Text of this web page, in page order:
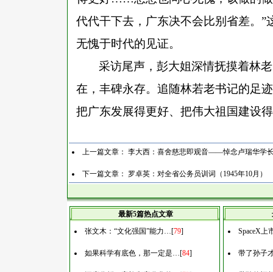
代代干下去，广东决不会比别省差。
无愧于时代的见证。
采访尾声，彭大姐深情抚摸着林
在，丰碑永存。追随林若老书记的足
把广东发展得更好、把伟大祖国建设
上一篇文章： 李大西：喜舍慈悲即观音——悼念卢瑞华学
下一篇文章： 罗卓英：对全省公务员训词（1945年10月）
最新5篇热点文章
张文木：“文化强国”能力…[79]
如果科学有底色，那一定是…[84]
SpaceX
带了孙子